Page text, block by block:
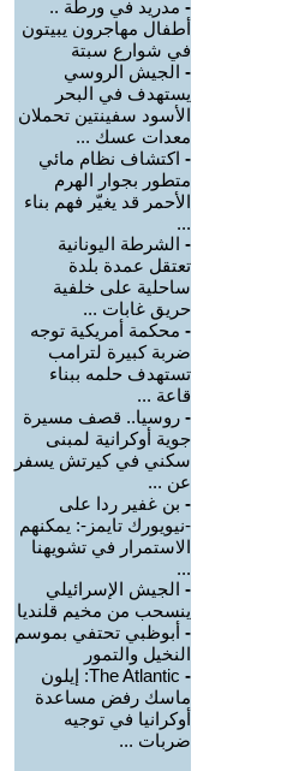
- مدريد في ورطة ..
أطفال مهاجرون يبيتون
في شوارع سبتة
- الجيش الروسي
يستهدف في البحر
الأسود سفينتين تحملان
معدات عسك ...
- اكتشاف نظام مائي
متطور بجوار الهرم
الأحمر قد يغيّر فهم بناء
...
- الشرطة اليونانية
تعتقل عمدة بلدة
ساحلية على خلفية
حريق غابات ...
- محكمة أمريكية توجه
ضربة كبيرة لترامب
تستهدف حلمه ببناء
قاعة ...
- روسيا.. قصف مسيرة
جوية أوكرانية لمبنى
سكني في كيرتش يسفر
عن ...
- بن غفير ردا على
-نيويورك تايمز-: يمكنهم
الاستمرار في تشويهنا
...
- الجيش الإسرائيلي
ينسحب من مخيم قلنديا
- أبوظبي تحتفي بموسم
النخيل والتمور
-
The Atlantic: إيلون
ماسك رفض مساعدة
أوكرانيا في توجيه
ضربات ...